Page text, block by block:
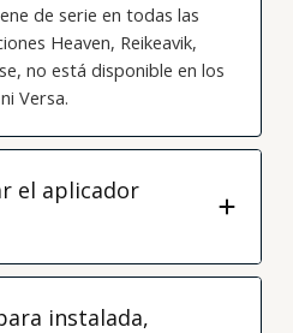
de serie en todas las
Heaven, Reikeavik,
no está disponible en los
Versa.
el aplicador
instalada,